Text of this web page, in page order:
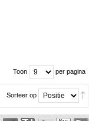
Toon per pagina
Sorteer op